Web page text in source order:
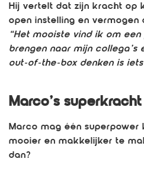
Hij vertelt dat zijn kracht op
open instelling en vermogen
“Het mooiste vind ik om
brengen naar mijn collega’s
out-of-the-box denken is
Marco’s superkracht
Marco mag één superpower
mooier en makkelijker te
dan?